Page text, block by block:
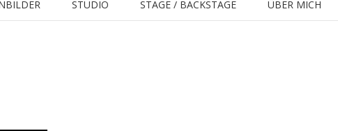
STUDIO STAGE / BACKSTAGE ÜBER MICH